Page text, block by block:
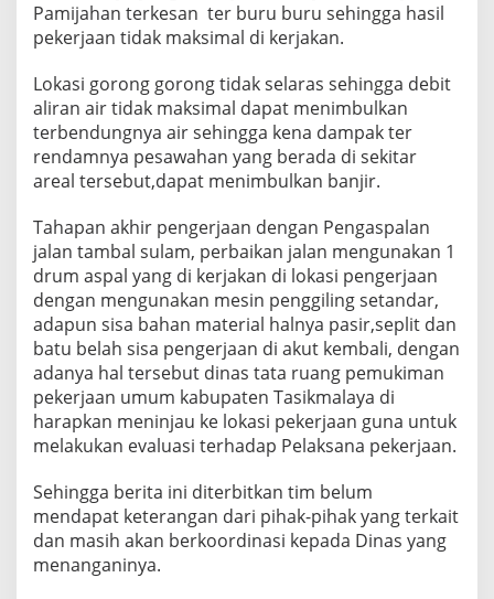
Pamijahan terkesan ter buru buru sehingga hasil
pekerjaan tidak maksimal di kerjakan.
Lokasi gorong gorong tidak selaras sehingga debit
aliran air tidak maksimal dapat menimbulkan
terbendungnya air sehingga kena dampak ter
rendamnya pesawahan yang berada di sekitar
areal tersebut,dapat menimbulkan banjir.
Tahapan akhir pengerjaan dengan Pengaspalan
jalan tambal sulam, perbaikan jalan mengunakan 1
drum aspal yang di kerjakan di lokasi pengerjaan
dengan mengunakan mesin penggiling setandar,
adapun sisa bahan material halnya pasir,seplit dan
batu belah sisa pengerjaan di akut kembali, dengan
adanya hal tersebut dinas tata ruang pemukiman
pekerjaan umum kabupaten Tasikmalaya di
harapkan meninjau ke lokasi pekerjaan guna untuk
melakukan evaluasi terhadap Pelaksana pekerjaan.
Sehingga berita ini diterbitkan tim belum
mendapat keterangan dari pihak-pihak yang terkait
dan masih akan berkoordinasi kepada Dinas yang
menanganinya.